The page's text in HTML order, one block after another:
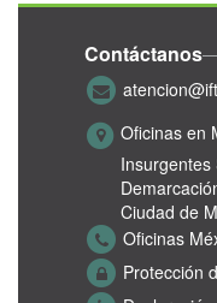
Contáctanos
Oficinas en
Insurgentes
Ciudad de
Oficinas
Protección